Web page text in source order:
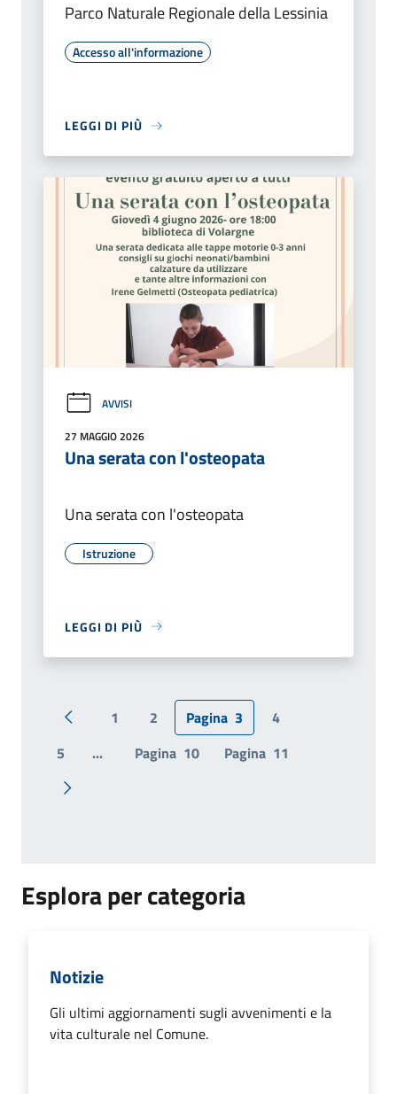
Parco Naturale Regionale della Lessinia
Accesso all'informazione
LEGGI DI PIÙ
AVVISI
27 MAGGIO 2026
Una serata con l'osteopata
Una serata con l'osteopata
Istruzione
LEGGI DI PIÙ
Pagina precedente
1 2 Pagina 3
4
5
... Pagina 10 Pagina 11
Pagina successiva
Esplora per categoria
Notizie
Gli ultimi aggiornamenti sugli avvenimenti e la
vita culturale nel Comune.